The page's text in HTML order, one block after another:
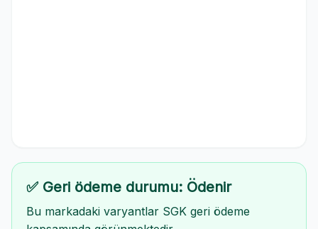
✅ Geri ödeme durumu: Ödenir
Bu markadaki varyantlar SGK geri ödeme